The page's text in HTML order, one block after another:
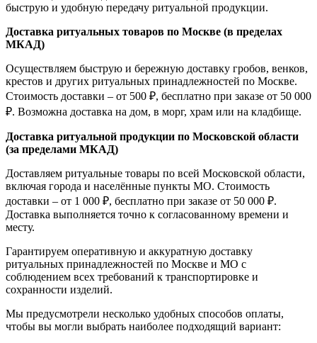
быструю и удобную передачу ритуальной продукции.
Доставка ритуальных товаров по Москве (в пределах
МКАД)
Осуществляем быструю и бережную доставку гробов, венков,
крестов и других ритуальных принадлежностей по Москве.
Стоимость доставки – от 500 ₽, бесплатно при заказе от 50 000
₽. Возможна доставка на дом, в морг, храм или на кладбище.
Доставка ритуальной продукции по Московской области
(за пределами МКАД)
Доставляем ритуальные товары по всей Московской области,
включая города и населённые пункты МО. Стоимость
доставки – от 1 000 ₽, бесплатно при заказе от 50 000 ₽.
Доставка выполняется точно к согласованному времени и
месту.
Гарантируем оперативную и аккуратную доставку
ритуальных принадлежностей по Москве и МО с
соблюдением всех требований к транспортировке и
сохранности изделий.
Мы предусмотрели несколько удобных способов оплаты,
чтобы вы могли выбрать наиболее подходящий вариант: